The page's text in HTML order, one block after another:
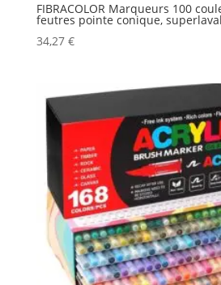
FIBRACOLOR Marqueurs 100
feutres pointe conique,
34,27 €